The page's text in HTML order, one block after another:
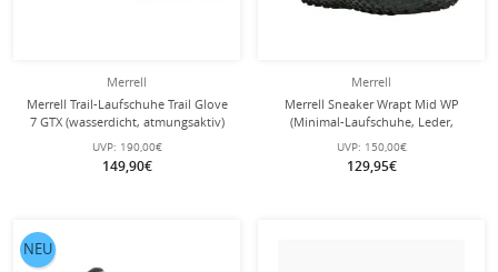
Merrell
Merrell Trail-Laufschuhe Trail Glove
7 GTX (wasserdicht, atmungsaktiv)
UVP: 190,00€
149,90€
Merrell
Merrell Sneaker Wrapt Mid WP
(Minimal-Laufschuhe, Leder,
Herren
UVP: 150,00€
129,95€
NEU